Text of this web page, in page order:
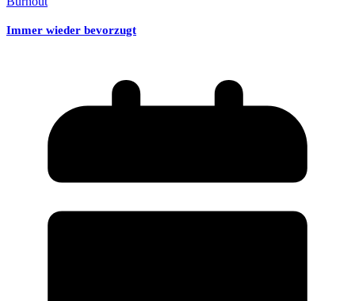
Immer wieder bevorzugt